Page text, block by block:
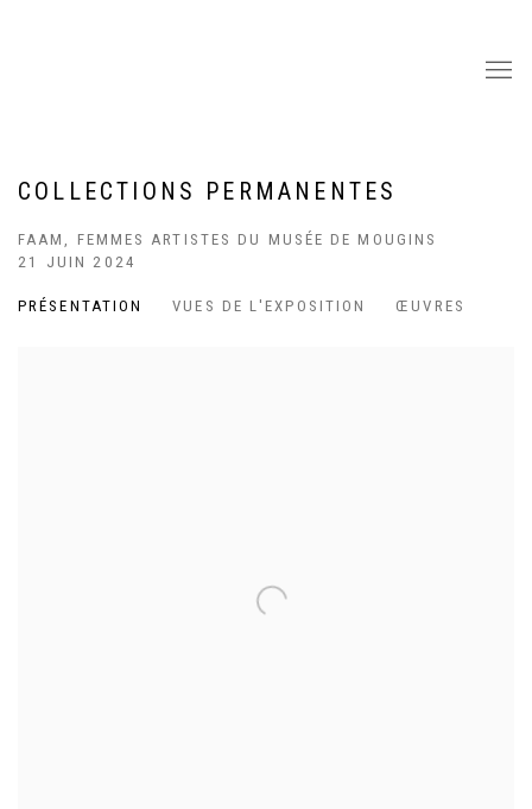
COLLECTIONS PERMANENTES
FAAM, FEMMES ARTISTES DU MUSÉE DE MOUGINS
21 JUIN 2024
PRÉSENTATION VUES DE L'EXPOSITION ŒUVRES